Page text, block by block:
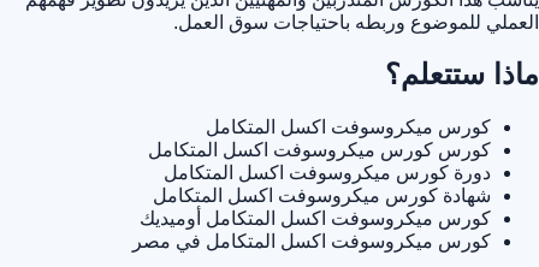
العملي للموضوع وربطه باحتياجات سوق العمل.
ماذا ستتعلم؟
كورس ميكروسوفت اكسل المتكامل
كورس كورس ميكروسوفت اكسل المتكامل
دورة كورس ميكروسوفت اكسل المتكامل
شهادة كورس ميكروسوفت اكسل المتكامل
كورس ميكروسوفت اكسل المتكامل أوميديك
كورس ميكروسوفت اكسل المتكامل في مصر